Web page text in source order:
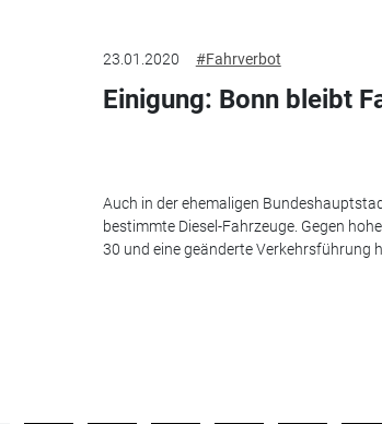
23.01.2020 #Fahrverbot
Einigung: Bonn bleibt
Auch in der ehemaligen
bestimmte Diesel-Fahrzeuge. Gegen
30 und eine geänderte Verkehrsführung